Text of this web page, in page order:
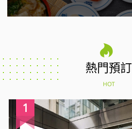
熱門預訂
HOT
1